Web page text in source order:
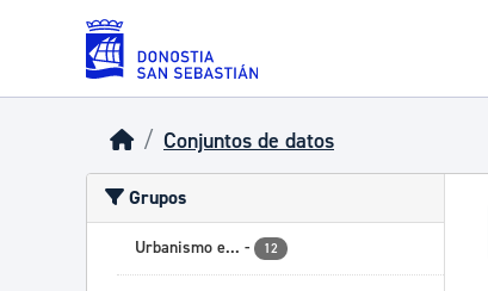
Skip to main content
Conjuntos de datos
Grupos
Urbanismo e... - 12